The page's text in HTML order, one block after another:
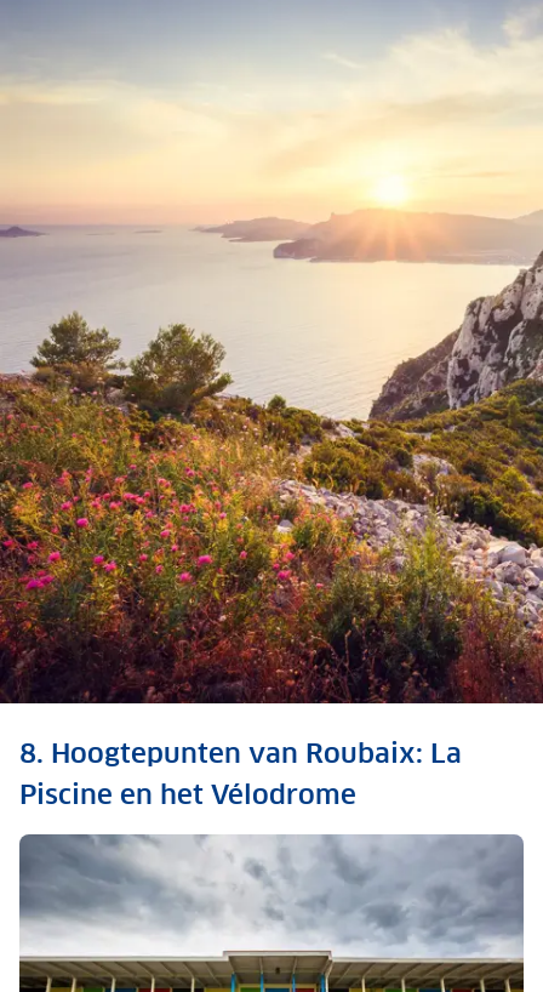
al het moois in Frankrijk
Bekijk hier andere mooie Franse
bestemmingen
de bezienswaardigheden van
8. Hoogtepunten van Roubaix: La
Piscine en het Vélodrome